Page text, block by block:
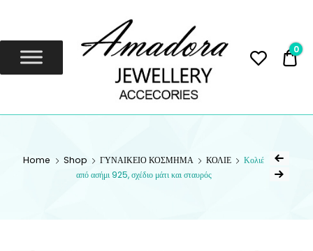
JEWELLERY
0
Home Shop ΓΥΝΑΙΚΕΙΟ ΚΟΣΜΗΜΑ ΚΟΛΙΕ
Κολιέ
από ασήμι 925, σχέδιο μάτι και σταυρός